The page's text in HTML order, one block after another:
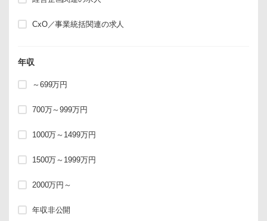
CxO／事業統括関連の求人
年収
～699万円
700万～999万円
1000万～1499万円
1500万～1999万円
2000万円～
年収非公開